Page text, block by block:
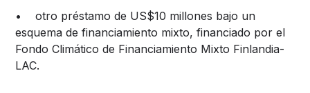
• otro préstamo de US$10 millones bajo un
esquema de financiamiento mixto, financiado por el
Fondo Climático de Financiamiento Mixto Finlandia-
LAC.